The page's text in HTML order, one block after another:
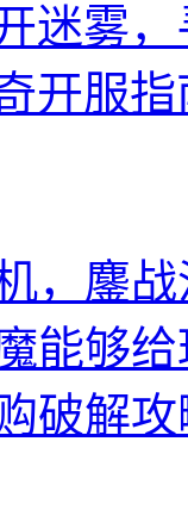
迷雾
开服
，鏖
能够
破解